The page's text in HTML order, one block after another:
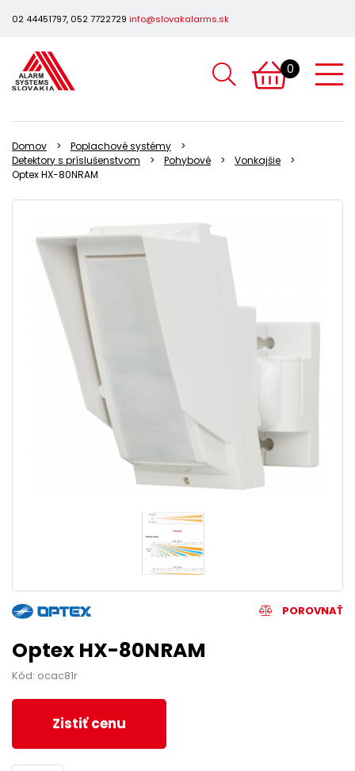
02 44451797, 052 7722729 info@slovakalarms.sk
0
Domov
Poplachové systémy
Detektory s príslušenstvom
Pohybové
Vonkajšie
Optex HX-80NRAM
POROVNAŤ
Optex HX-80NRAM
Kód: ocac81r
Zistiť cenu